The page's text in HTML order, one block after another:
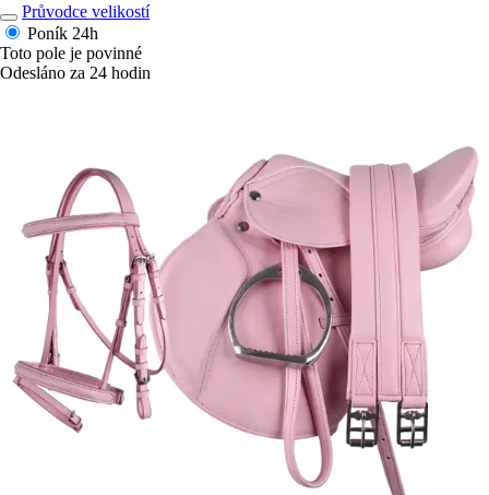
Průvodce velikostí
Poník 24h
Toto pole je povinné
Odesláno za 24 hodin